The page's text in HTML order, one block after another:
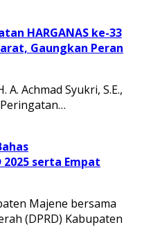
HARGANAS ke-33
Gaungkan Peran
Achmad Syukri, S.E.,
serta Empat
Majene bersama
(DPRD) Kabupaten